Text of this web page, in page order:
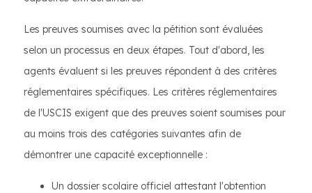
Les preuves soumises avec la pétition sont évaluées
selon un processus en deux étapes. Tout d'abord, les
agents évaluent si les preuves répondent à des critères
réglementaires spécifiques. Les critères réglementaires
de l'USCIS exigent que des preuves soient soumises pour
au moins trois des catégories suivantes afin de
démontrer une capacité exceptionnelle :
Un dossier scolaire officiel attestant l'obtention